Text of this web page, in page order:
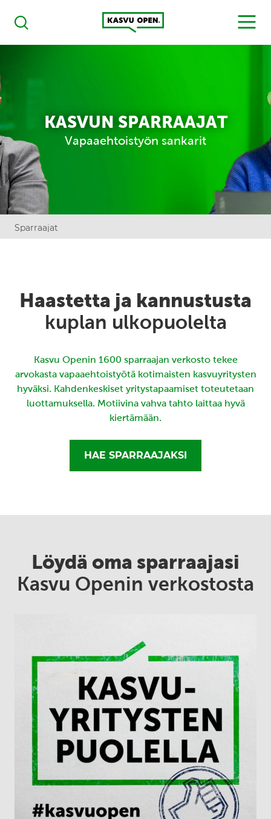
Haku
Kasvu Open
MENU
KASVUN SPARRAAJAT
Vapaaehtoistyön sankarit
Sparraajat
Haastetta ja kannustusta
kuplan ulkopuolelta
Kasvu Openin 1600 sparraajan verkosto tekee
arvokasta vapaaehtoistyötä kotimaisten kasvuyritysten
hyväksi. Kahdenkeskiset yritystapaamiset toteutetaan
luottamuksella. Motiivina vahva tahto laittaa hyvä
kiertämään.
HAE SPARRAAJAKSI
Löydä oma sparraajasi
Kasvu Openin verkostosta